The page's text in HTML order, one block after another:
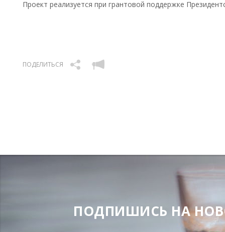
Проект реализуется при грантовой поддержке
ПОДЕЛИТЬСЯ
ПОДПИШИСЬ НА